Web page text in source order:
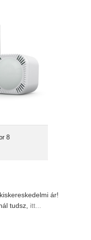
8
az okosotthon-
figyeli, a
a fűtés-
ár!
tudsz, itt...